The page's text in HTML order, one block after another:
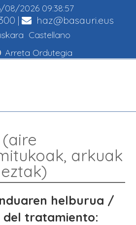
08/2026 09:38:58
| haz@basauri.eus
Castellano
Arreta Ordutegia
arkuak
helburua /
del tratamiento: